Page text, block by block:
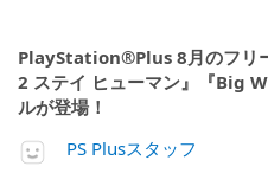
PlayStation®Plus 8月のフリ
2 ステイ ヒューマン』『Big
ルが登場！
PS Plusスタッフ